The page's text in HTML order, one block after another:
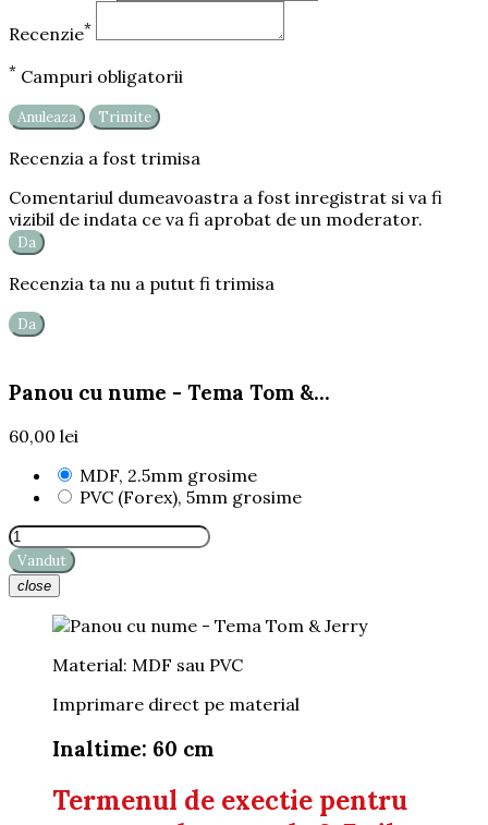
Recenzie*
* Campuri obligatorii
Anuleaza Trimite
Recenzia a fost trimisa
Comentariul dumeavoastra a fost inregistrat si va fi
vizibil de indata ce va fi aprobat de un moderator.
Da
Recenzia ta nu a putut fi trimisa
Da
Panou cu nume - Tema Tom &...
60,00 lei
MDF, 2.5mm grosime
PVC (Forex), 5mm grosime
Vandut
close
Material: MDF sau PVC
Imprimare direct pe material
Inaltime: 60 cm
Termenul de exectie pentru